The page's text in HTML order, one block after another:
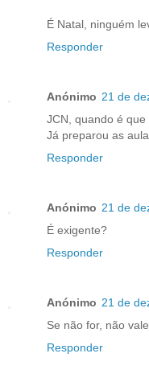
É Natal, ninguém
Responder
Anónimo 21 de
JCN, quando é
Já preparou as
Responder
Anónimo 21 de
É exigente?
Responder
Anónimo 21 de
Se não for, não
Responder